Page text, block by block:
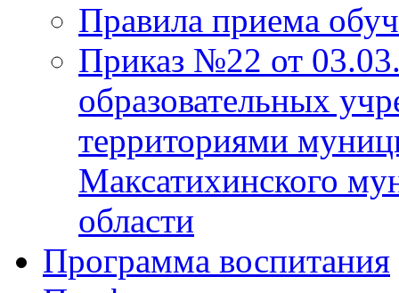
Правила приема
Приказ №22 от
образовательных
территориями
Максатихинского
области
Программа воспитания